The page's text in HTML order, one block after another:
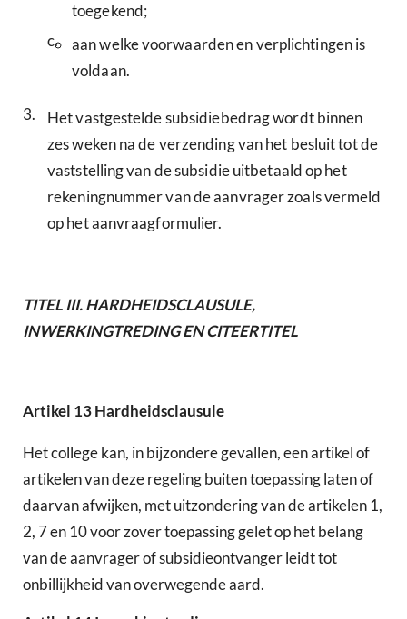
toegekend;
c.
aan welke voorwaarden en verplichtingen is
voldaan.
3.
Het vastgestelde subsidiebedrag wordt binnen
zes weken na de verzending van het besluit tot de
vaststelling van de subsidie uitbetaald op het
rekeningnummer van de aanvrager zoals vermeld
op het aanvraagformulier.
TITELIII.HARDHEIDSCLAUSULE,
INWERKINGTREDING EN CITEERTITEL
Artikel 13Hardheidsclausule
Het college kan, in bijzondere gevallen, een artikel of
artikelen van deze regeling buiten toepassing laten of
daarvan afwijken, met uitzondering van de artikelen 1,
2, 7 en 10 voor zover toepassing gelet op het belang
van de aanvrager of subsidieontvanger leidt tot
onbillijkheid van overwegende aard.